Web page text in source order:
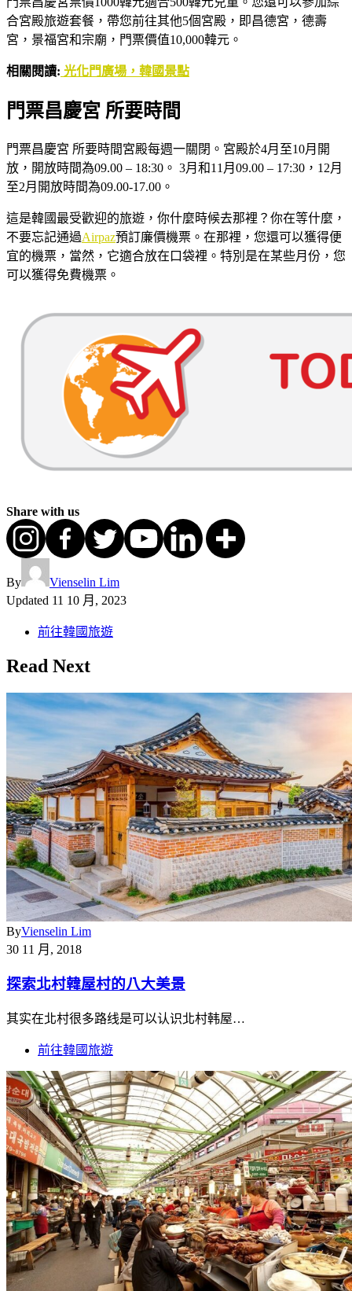
合宮殿旅遊套餐，帶您前往其他5個宮殿，即昌德宮，德壽
宮，景福宮和宗廟，門票價值10,000韓元。
相關閱讀: 光化門廣場，韓國景點
門票昌慶宮 所要時間
門票昌慶宮 所要時間宮殿每週一關閉。宮殿於4月至10月開
放，開放時間為09.00 – 18:30。 3月和11月09.00 – 17:30，12月
至2月開放時間為09.00-17.00。
這是韓國最受歡迎的旅遊，你什麼時候去那裡？你在等什麼，
不要忘記通過Airpaz預訂廉價機票。在那裡，您還可以獲得便
宜的機票，當然，它適合放在口袋裡。特別是在某些月份，您
可以獲得免費機票。
Share with us
By
Vienselin Lim
Updated 11 10 月, 2023
前往韓國旅遊
Read Next
ByVienselin Lim
30 11 月, 2018
探索北村韓屋村的八大美景
其实在北村很多路线是可以认识北村韩屋…
前往韓國旅遊